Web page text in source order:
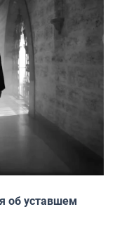
об уставшем